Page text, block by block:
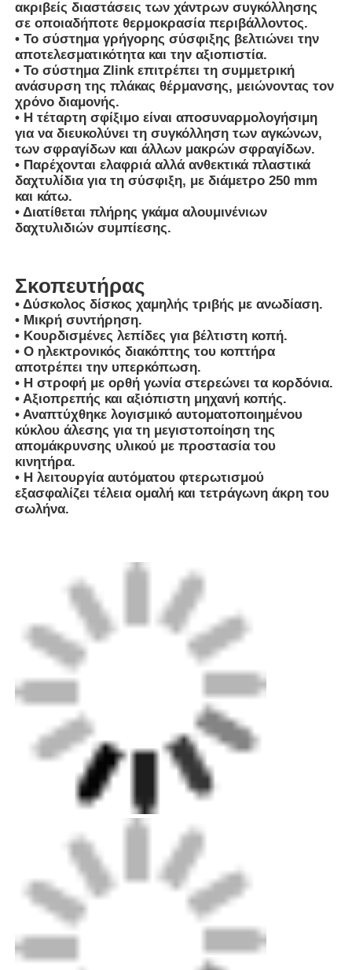
Μηχανή συγκόλλησης CNC
Σκοπευτήρας
• Δύσκολος δίσκος χαμηλής τριβής με ανωδίαση.
• Μικρή συντήρηση.
• Κουρδισμένες λεπίδες για βέλτιστη κοπή.
• Ο ηλεκτρονικός διακόπτης του κοπτήρα
αποτρέπει την υπερκόπωση.
• Η στροφή με ορθή γωνία στερεώνει τα κορδόνια.
• Αξιοπρεπής και αξιόπιστη μηχανή κοπής.
• Αναπτύχθηκε λογισμικό αυτοματοποιημένου
κύκλου άλεσης για τη μεγιστοποίηση της
απομάκρυνσης υλικού με προστασία του
κινητήρα.
Συσκευή:Μέχρι το επίπεδο εξαγωγής θήκη
από σύρμα για μηχανές, τυποποιημένο
χαρτόνι για μικρά μέρη.
Ναυτιλία:Οι επαγγελματίες μας μπορούν να
σας βοηθήσουν να αποφασίσετε γρήγορα
την επιλογή παράδοσης.